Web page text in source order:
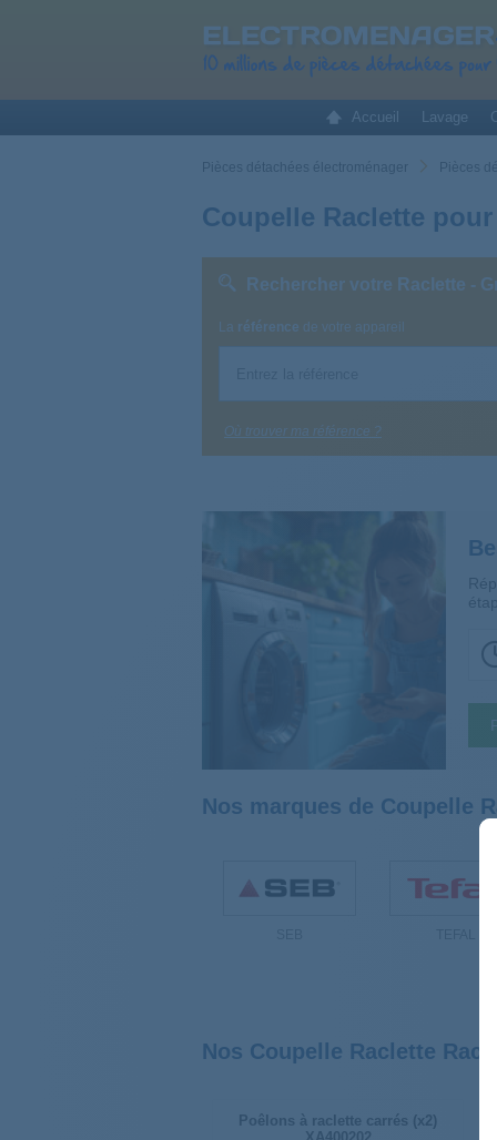
Accueil Lavage
Pièces détachées électroménager Pièces
Coupelle Raclette
Rechercher votre Raclette -
La référence de votre appareil
Où trouver ma référence ?
Nos marques de Coupelle
Nos Coupelle Raclette
Poêlons à raclette carrés (x2)